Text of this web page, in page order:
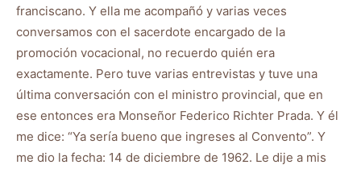
franciscano. Y ella me acompañó y varias veces
conversamos con el sacerdote encargado de la
promoción vocacional, no recuerdo quién era
exactamente. Pero tuve varias entrevistas y tuve una
última conversación con el ministro provincial, que en
ese entonces era Monseñor Federico Richter Prada. Y él
me dice: “Ya sería bueno que ingreses al Convento”. Y
me dio la fecha: 14 de diciembre de 1962. Le dije a mis